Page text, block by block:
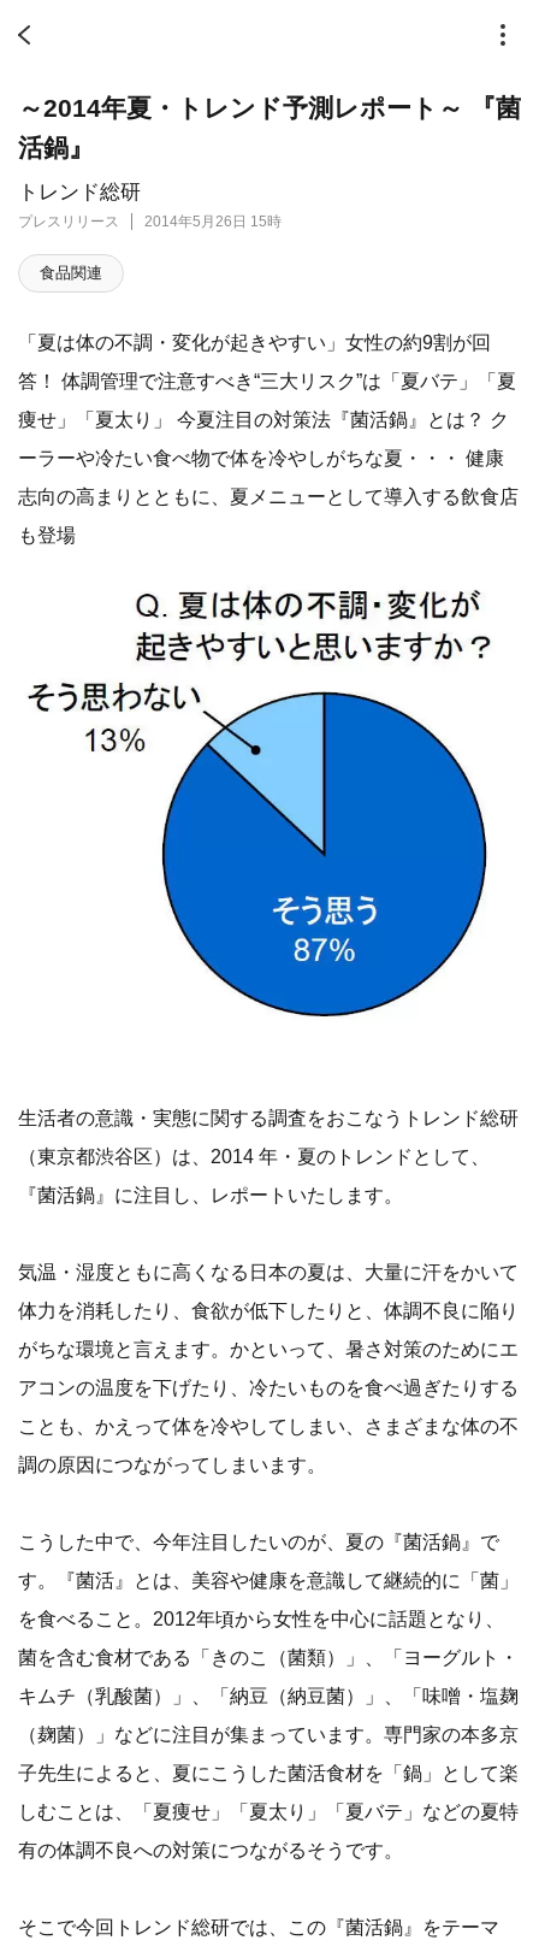
トレンド総研
プレスリリース 2014年5月26日 15時
～2014年夏・トレンド予測レポート～ 『菌
活鍋』
食品関連
「夏は体の不調・変化が起きやすい」女性の約9割が回
答！ 体調管理で注意すべき“三大リスク”は「夏バテ」「夏
痩せ」「夏太り」 今夏注目の対策法『菌活鍋』とは？ ク
ーラーや冷たい食べ物で体を冷やしがちな夏・・・ 健康
志向の高まりとともに、夏メニューとして導入する飲食店
も登場
生活者の意識・実態に関する調査をおこなうトレンド総研
（東京都渋谷区）は、2014 年・夏のトレンドとして、
『菌活鍋』に注目し、レポートいたします。
気温・湿度ともに高くなる日本の夏は、大量に汗をかいて
体力を消耗したり、食欲が低下したりと、体調不良に陥り
がちな環境と言えます。かといって、暑さ対策のためにエ
アコンの温度を下げたり、冷たいものを食べ過ぎたりする
ことも、かえって体を冷やしてしまい、さまざまな体の不
調の原因につながってしまいます。
こうした中で、今年注目したいのが、夏の『菌活鍋』で
す。『菌活』とは、美容や健康を意識して継続的に「菌」
を食べること。2012年頃から女性を中心に話題となり、
菌を含む食材である「きのこ（菌類）」、「ヨーグルト・
キムチ（乳酸菌）」、「納豆（納豆菌）」、「味噌・塩麹
（麹菌）」などに注目が集まっています。専門家の本多京
子先生によると、夏にこうした菌活食材を「鍋」として楽
しむことは、「夏痩せ」「夏太り」「夏バテ」などの夏特
有の体調不良への対策につながるそうです。
そこで今回トレンド総研では、この『菌活鍋』をテーマ